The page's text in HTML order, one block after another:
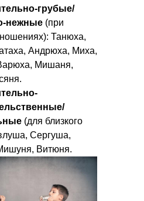
грубые/
нежные (при
Танюха,
Андрюха, Миха,
Мишаня,
(для близкого
Сергуша,
Витюня.